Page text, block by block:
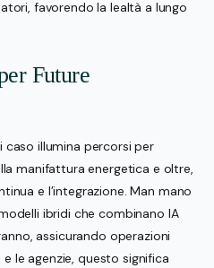
favorendo la lealtà a lungo
Future
illumina percorsi per
manifattura energetica e oltre,
e l’integrazione. Man mano
ibridi che combinano IA
assicurando operazioni
le agenzie, questo significa